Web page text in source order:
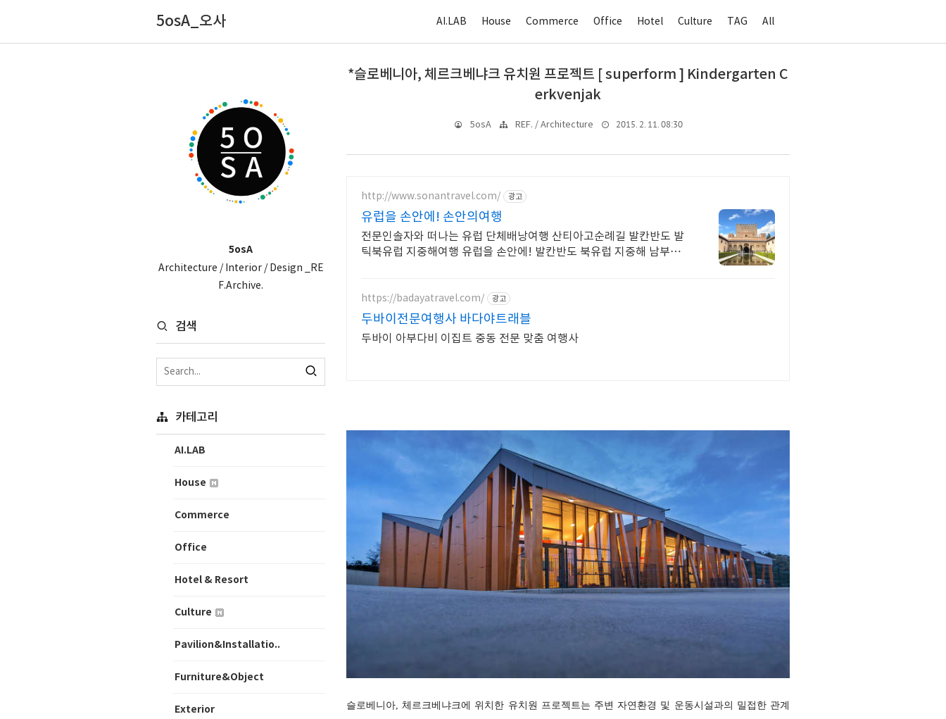
5osA_오사 AI.LAB House Commerce Office Hotel Culture TAG All
*슬로베니아, 체르크베냐크 유치원 프로젝트 [ superform ] Kindergarten C
erkvenjak
5osA REF. / Architecture 2015. 2. 11. 08:30
http://www.sonantravel.com/ 광고
유럽을 손안에! 손안의여행
전문인솔자와 떠나는 유럽 단체배낭여행 산티아고순례길 발칸반도 발
틱북유럽 지중해여행 유럽을 손안에! 발칸반도 북유럽 지중해 남부유
https://badayatravel.com/ 광고
두바이전문여행사 바다야트래블
두바이 아부다비 이집트 중동 전문 맞춤 여행사
슬로베니아, 체르크베냐크에 위치한 유치원 프로젝트는 주변 자연환경 및 운동시설과의 밀접한 관계
5osA
Architecture / Interior / Design _RE
F.Archive.
검색
카테고리
AI.LAB
House
Commerce
Office
Hotel & Resort
Culture
Pavilion&Installatio..
Furniture&Object
Exterior